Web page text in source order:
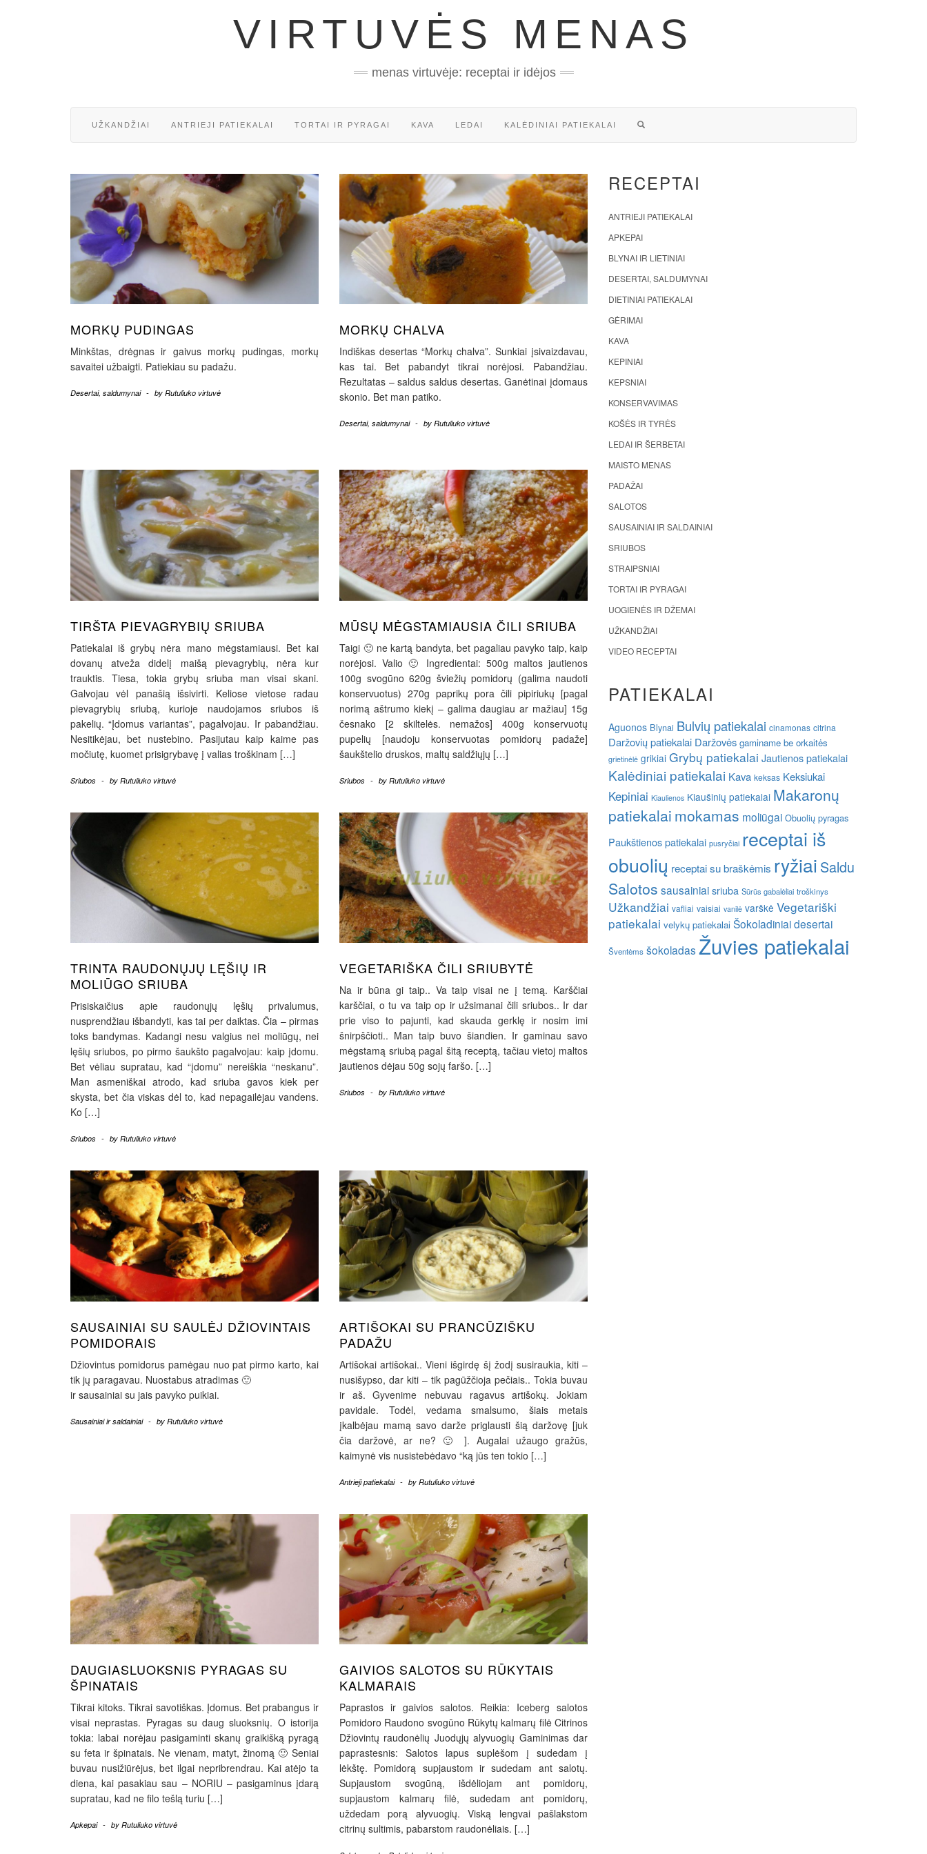
VIRTUVĖS MENAS
menas virtuvėje: receptai ir idėjos
UŽKANDŽIAI ANTRIEJI PATIEKALAI TORTAI IR PYRAGAI KAVA LEDAI KALĖDINIAI PATIEKALAI
MORKŲ PUDINGAS
Minkštas, drėgnas ir gaivus morkų pudingas, morkų
savaitei užbaigti. Patiekiau su padažu.
Desertai, saldumynai - by Rutuliuko virtuvė
MORKŲ CHALVA
Indiškas desertas “Morkų chalva”. Sunkiai įsivaizdavau,
kas tai. Bet pabandyt tikrai norėjosi. Pabandžiau.
Rezultatas – saldus saldus desertas. Ganėtinai įdomaus
skonio. Bet man patiko.
Desertai, saldumynai - by Rutuliuko virtuvė
TIRŠTA PIEVAGRYBIŲ SRIUBA
Patiekalai iš grybų nėra mano mėgstamiausi. Bet kai
dovanų atveža didelį maišą pievagrybių, nėra kur
trauktis. Tiesa, tokia grybų sriuba man visai skani.
Galvojau vėl panašią išsivirti. Keliose vietose radau
pievagrybių sriubą, kurioje naudojamos sriubos iš
pakelių. “Įdomus variantas”, pagalvojau. Ir pabandžiau.
Nesitikėjau, bet nustebino. Pasijutau kaip kaime pas
močiutę, kuomet prisigrybavę į valias troškinam […]
Sriubos - by Rutuliuko virtuvė
MŪSŲ MĖGSTAMIAUSIA ČILI SRIUBA
Taigi 🙂 ne kartą bandyta, bet pagaliau pavyko taip, kaip
norėjosi. Valio 🙂 Ingredientai: 500g maltos jautienos
100g svogūno 620g šviežių pomidorų (galima naudoti
konservuotus) 270g paprikų pora čili pipiriukų [pagal
norimą aštrumo kiekį – galima daugiau ar mažiau] 15g
česnako [2 skiltelės. nemažos] 400g konservuotų
pupelių [naudoju konservuotas pomidorų padaže]
šaukštelio druskos, maltų saldžiųjų […]
Sriubos - by Rutuliuko virtuvė
TRINTA RAUDONŲJŲ LĘŠIŲ IR
MOLIŪGO SRIUBA
Prisiskaičius apie raudonųjų lęšių privalumus,
nusprendžiau išbandyti, kas tai per daiktas. Čia – pirmas
toks bandymas. Kadangi nesu valgius nei moliūgų, nei
lęšių sriubos, po pirmo šaukšto pagalvojau: kaip įdomu.
Bet vėliau supratau, kad “įdomu” nereiškia “neskanu”.
Man asmeniškai atrodo, kad sriuba gavos kiek per
skysta, bet čia viskas dėl to, kad nepagailėjau vandens.
Ko […]
Sriubos - by Rutuliuko virtuvė
VEGETARIŠKA ČILI SRIUBYTĖ
Na ir būna gi taip.. Va taip visai ne į temą. Karščiai
karščiai, o tu va taip op ir užsimanai čili sriubos.. Ir dar
prie viso to pajunti, kad skauda gerklę ir nosim imi
šnirpščioti.. Man taip buvo šiandien. Ir gaminau savo
mėgstamą sriubą pagal šitą receptą, tačiau vietoj maltos
jautienos dėjau 50g sojų faršo. […]
Sriubos - by Rutuliuko virtuvė
SAUSAINIAI SU SAULĖJ DŽIOVINTAIS
POMIDORAIS
Džiovintus pomidorus pamėgau nuo pat pirmo karto, kai
tik jų paragavau. Nuostabus atradimas 🙂
ir sausainiai su jais pavyko puikiai.
Sausainiai ir saldainiai - by Rutuliuko virtuvė
ARTIŠOKAI SU PRANCŪZIŠKU
PADAŽU
Artišokai artišokai.. Vieni išgirdę šį žodį susiraukia, kiti –
nusišypso, dar kiti – tik pagūžčioja pečiais.. Tokia buvau
ir aš. Gyvenime nebuvau ragavus artišokų. Jokiam
pavidale. Todėl, vedama smalsumo, šiais metais
įkalbėjau mamą savo darže priglausti šią daržovę [juk
čia daržovė, ar ne? 🙂 ]. Augalai užaugo gražūs,
kaimynė vis nusistebėdavo “ką jūs ten tokio […]
Antrieji patiekalai - by Rutuliuko virtuvė
DAUGIASLUOKSNIS PYRAGAS SU
ŠPINATAIS
Tikrai kitoks. Tikrai savotiškas. Įdomus. Bet prabangus ir
visai neprastas. Pyragas su daug sluoksnių. O istorija
tokia: labai norėjau pasigaminti skanų graikišką pyragą
su feta ir špinatais. Ne vienam, matyt, žinomą 🙂 Seniai
buvau nusižiūrėjus, bet ilgai nepribrendrau. Kai atėjo ta
diena, kai pasakiau sau – NORIU – pasigaminus įdarą
supratau, kad ne filo tešlą turiu […]
Apkepai - by Rutuliuko virtuvė
GAIVIOS SALOTOS SU RŪKYTAIS
KALMARAIS
Paprastos ir gaivios salotos. Reikia: Iceberg salotos
Pomidoro Raudono svogūno Rūkytų kalmarų filė Citrinos
Džiovintų raudonėlių Juodųjų alyvuogių Gaminimas dar
paprastesnis: Salotos lapus suplėšom į sudedam į
lėkštę. Pomidorą supjaustom ir sudedam ant salotų.
Supjaustom svogūną, išdėliojam ant pomidorų,
supjaustom kalmarų filė, sudedam ant pomidorų,
uždedam porą alyvuogių. Viską lengvai pašlakstom
citrinų sultimis, pabarstom raudonėliais. […]
RECEPTAI
ANTRIEJI PATIEKALAI
APKEPAI
BLYNAI IR LIETINIAI
DESERTAI, SALDUMYNAI
DIETINIAI PATIEKALAI
GĖRIMAI
KAVA
KEPINIAI
KEPSNIAI
KONSERVAVIMAS
KOŠĖS IR TYRĖS
LEDAI IR ŠERBETAI
MAISTO MENAS
PADAŽAI
SALOTOS
SAUSAINIAI IR SALDAINIAI
SRIUBOS
STRAIPSNIAI
TORTAI IR PYRAGAI
UOGIENĖS IR DŽEMAI
UŽKANDŽIAI
VIDEO RECEPTAI
PATIEKALAI
Aguonos Blynai Bulvių patiekalai cinamonas citrina
Daržovių patiekalai Daržovės gaminame be orkaitės
grietinėlė grikiai Grybų patiekalai Jautienos patiekalai
Kalėdiniai patiekalai Kava keksas Keksiukai
Kepiniai Kiaulienos Kiaušinių patiekalai Makaronų
patiekalai mokamas moliūgai Obuolių pyragas
Paukštienos patiekalai pusryčiai receptai iš
obuolių receptai su braškėmis ryžiai Saldu
Salotos sausainiai sriuba Sūrūs gabalėliai troškinys
Užkandžiai vafliai vaisiai vanilė varškė Vegetariški
patiekalai velykų patiekalai Šokoladiniai desertai
Šventėms šokoladasŽuvies patiekalai